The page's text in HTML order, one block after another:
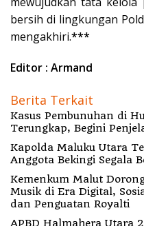
bersih di lingkungan
mengakhiri.***
Editor : Armand
Berita Terkait
Kasus Pembunuhan di
Terungkap, Begini
Kapolda Maluku Utara Tegaskan
Anggota Bekingi Segala
Kemenkum Malut
Musik di Era Digital,
dan Penguatan Royalti
APBD Halmahera Utara